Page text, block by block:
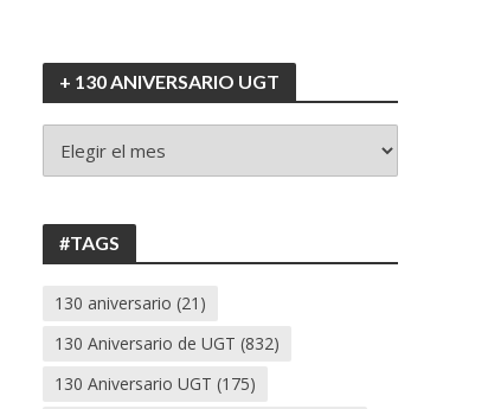
+ 130 ANIVERSARIO UGT
130
#TAGS
130 aniversario (21)
130 Aniversario de UGT (832)
130 Aniversario UGT (175)